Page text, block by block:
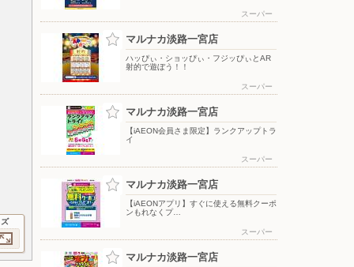
スーパー
マルナカ淡路一宮店
ハッぴぃ・ショッぴぃ・フジッぴぃとAR
射的で遊ぼう！！
スーパー
マルナカ淡路一宮店
【iAEON会員さま限定】ランクアップトラ
イ
スーパー
マルナカ淡路一宮店
【iAEONアプリ】すぐに使える無料クーポ
ンもれなくプ…
スーパー
マルナカ淡路一宮店